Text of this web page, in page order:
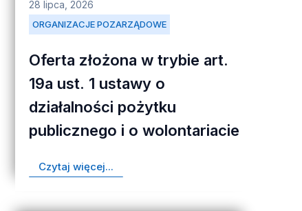
ORGANIZACJE POZARZĄDOWE
28 lipca, 2026
Oferta złożona w trybie art.
19a ust. 1 ustawy o
działalności pożytku
publicznego i o wolontariacie
Czytaj więcej...